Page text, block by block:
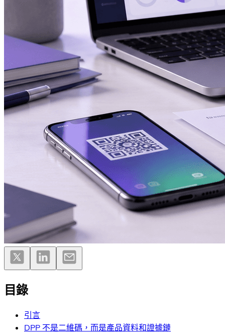
目錄
引言
DPP 不是二維碼，而是產品資料和證據鏈